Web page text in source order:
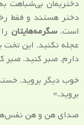
دختریمان بی‌شباهت
دختر هستند و فقط
است.سگرمه‌هایتان
عجله نکنید. این تخت
دارم. صبر کنید. صبر
خوب دیگر بروید.
بروید.»
صدای هن و هن